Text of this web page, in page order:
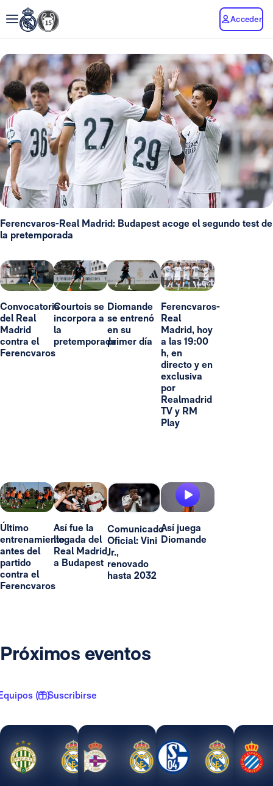
Acceder
Ferencvaros-Real Madrid: Budapest acoge el segundo test de
la pretemporada
Convocatoria
del Real
Madrid
contra el
Ferencvaros
Courtois se
incorpora a
la
pretemporada
Diomande
se entrenó
en su
primer día
Ferencvaros-
Real
Madrid, hoy
a las 19:00
h, en
directo y en
exclusiva
por
Realmadrid
TV y RM
Play
Último
entrenamiento
antes del
partido
contra el
Ferencvaros
Así fue la
llegada del
Real Madrid
a Budapest
Comunicado
Oficial: Vini
Jr.,
renovado
hasta 2032
Así juega
Diomande
Próximos eventos
( 1 )Suscribirse